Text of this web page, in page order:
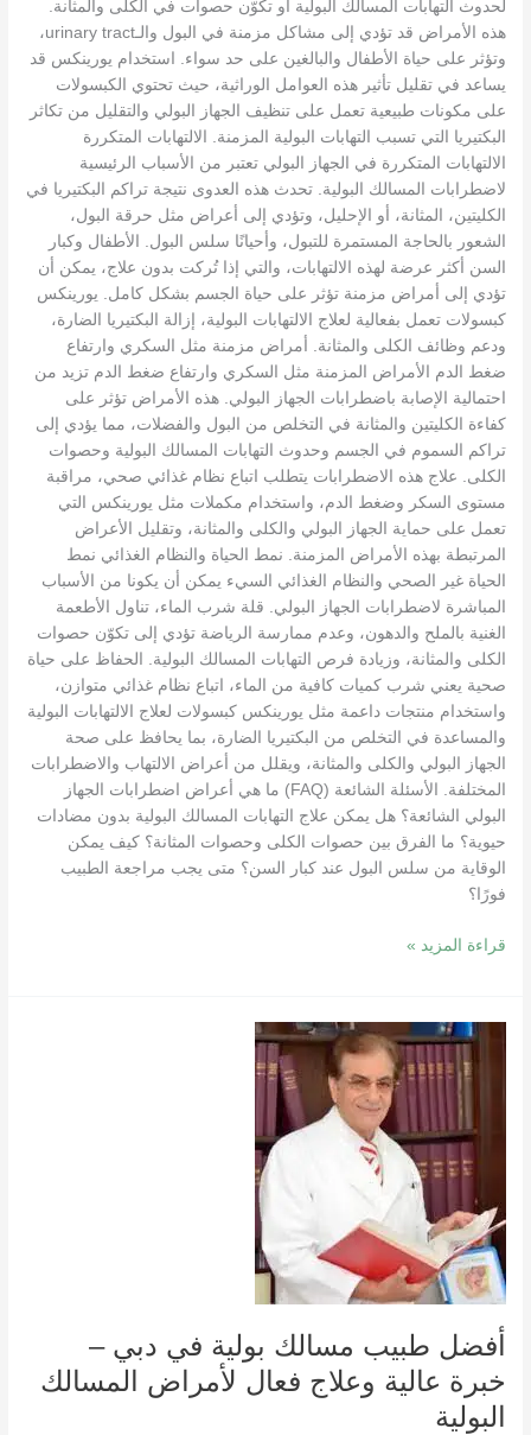
لحدوث التهابات المسالك البولية أو تكوّن حصوات في الكلى والمثانة.
هذه الأمراض قد تؤدي إلى مشاكل مزمنة في البول والـurinary tract،
وتؤثر على حياة الأطفال والبالغين على حد سواء. استخدام يورينكس قد
يساعد في تقليل تأثير هذه العوامل الوراثية، حيث تحتوي الكبسولات
على مكونات طبيعية تعمل على تنظيف الجهاز البولي والتقليل من تكاثر
البكتيريا التي تسبب التهابات البولية المزمنة. الالتهابات المتكررة
الالتهابات المتكررة في الجهاز البولي تعتبر من الأسباب الرئيسية
لاضطرابات المسالك البولية. تحدث هذه العدوى نتيجة تراكم البكتيريا في
الكليتين، المثانة، أو الإحليل، وتؤدي إلى أعراض مثل حرقة البول،
الشعور بالحاجة المستمرة للتبول، وأحيانًا سلس البول. الأطفال وكبار
السن أكثر عرضة لهذه الالتهابات، والتي إذا تُركت بدون علاج، يمكن أن
تؤدي إلى أمراض مزمنة تؤثر على حياة الجسم بشكل كامل. يورينكس
كبسولات تعمل بفعالية لعلاج الالتهابات البولية، إزالة البكتيريا الضارة،
ودعم وظائف الكلى والمثانة. أمراض مزمنة مثل السكري وارتفاع
ضغط الدم الأمراض المزمنة مثل السكري وارتفاع ضغط الدم تزيد من
احتمالية الإصابة باضطرابات الجهاز البولي. هذه الأمراض تؤثر على
كفاءة الكليتين والمثانة في التخلص من البول والفضلات، مما يؤدي إلى
تراكم السموم في الجسم وحدوث التهابات المسالك البولية وحصوات
الكلى. علاج هذه الاضطرابات يتطلب اتباع نظام غذائي صحي، مراقبة
مستوى السكر وضغط الدم، واستخدام مكملات مثل يورينكس التي
تعمل على حماية الجهاز البولي والكلى والمثانة، وتقليل الأعراض
المرتبطة بهذه الأمراض المزمنة. نمط الحياة والنظام الغذائي نمط
الحياة غير الصحي والنظام الغذائي السيء يمكن أن يكونا من الأسباب
المباشرة لاضطرابات الجهاز البولي. قلة شرب الماء، تناول الأطعمة
الغنية بالملح والدهون، وعدم ممارسة الرياضة تؤدي إلى تكوّن حصوات
الكلى والمثانة، وزيادة فرص التهابات المسالك البولية. الحفاظ على حياة
صحية يعني شرب كميات كافية من الماء، اتباع نظام غذائي متوازن،
واستخدام منتجات داعمة مثل يورينكس كبسولات لعلاج الالتهابات البولية
والمساعدة في التخلص من البكتيريا الضارة، بما يحافظ على صحة
الجهاز البولي والكلى والمثانة، ويقلل من أعراض الالتهاب والاضطرابات
المختلفة. الأسئلة الشائعة (FAQ) ما هي أعراض اضطرابات الجهاز
البولي الشائعة؟ هل يمكن علاج التهابات المسالك البولية بدون مضادات
حيوية؟ ما الفرق بين حصوات الكلى وحصوات المثانة؟ كيف يمكن
الوقاية من سلس البول عند كبار السن؟ متى يجب مراجعة الطبيب
فورًا؟
قراءة المزيد »
أفضل طبيب مسالك بولية في دبي –
خبرة عالية وعلاج فعال لأمراض المسالك
البولية
أفضل
طبيب
مسالك
خبرة
عالية
وعلاج
فعال
المسالك
البولية